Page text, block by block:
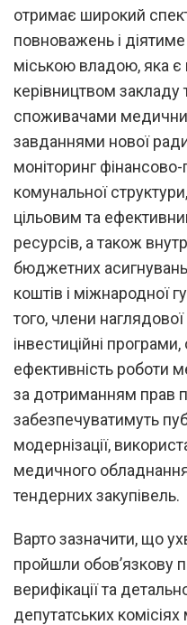
отримає широкий
повноважень і
міською владою, яка є
керівництвом
споживачами
завданнями нової
моніторинг фінансово-
комунальної
цільовим та
ресурсів, а також
бюджетних
коштів і міжнародної
того, члени
інвестиційні
ефективність роботи
за дотриманням прав
забезпечуватимуть
модернізації,
медичного
тендерних закупівель.
Варто зазначити, що
пройшли обов’язкову
верифікації та
депутатських